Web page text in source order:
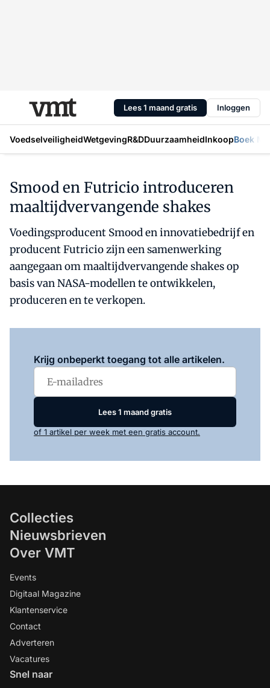
Lees 1 maand gratis Inloggen
VoedselveiligheidWetgevingR&DDuurzaamheidInkoopBoek
Smood en Futricio introduceren
maaltijdvervangende shakes
Voedingsproducent Smood en innovatiebedrijf en
producent Futricio zijn een samenwerking
aangegaan om maaltijdvervangende shakes op
basis van NASA-modellen te ontwikkelen,
produceren en te verkopen.
Krijg onbeperkt toegang tot alle artikelen.
Lees 1 maand gratis
of 1 artikel per week met een gratis account.
Collecties
Nieuwsbrieven
Over VMT
Events
Digitaal Magazine
Klantenservice
Contact
Adverteren
Vacatures
Snel naar